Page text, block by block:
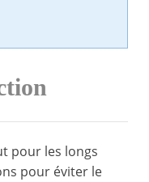
pour les longs
pour éviter le